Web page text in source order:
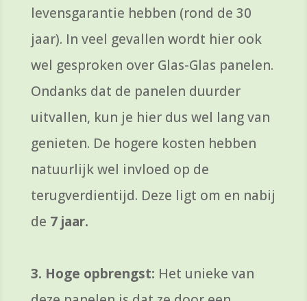
levensgarantie hebben (rond de 30
jaar). In veel gevallen wordt hier ook
wel gesproken over Glas-Glas panelen.
Ondanks dat de panelen duurder
uitvallen, kun je hier dus wel lang van
genieten. De hogere kosten hebben
natuurlijk wel invloed op de
terugverdientijd. Deze ligt om en nabij
de 7 jaar.
3. Hoge opbrengst: Het unieke van